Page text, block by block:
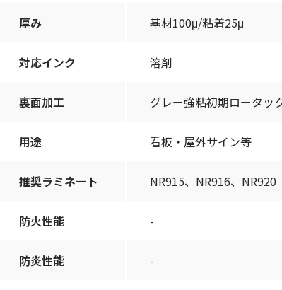
厚み 基材100μ/粘着25μ
対応インク 溶剤
裏面加工 グレー強粘初期ロータッ
用途 看板・屋外サイン等
推奨ラミネート NR915、NR916、NR920
防火性能 -
防炎性能 -